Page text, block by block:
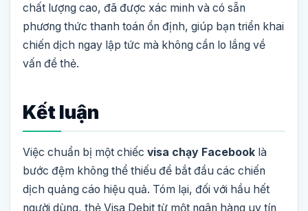
chất lượng cao, đã được xác minh và có sẵn
phương thức thanh toán ổn định, giúp bạn triển khai
chiến dịch ngay lập tức mà không cần lo lắng về
vấn đề thẻ.
Kết luận
Việc chuẩn bị một chiếc visa chạy Facebook là
bước đệm không thể thiếu để bắt đầu các chiến
dịch quảng cáo hiệu quả. Tóm lại, đối với hầu hết
người dùng, thẻ Visa Debit từ một ngân hàng uy tín